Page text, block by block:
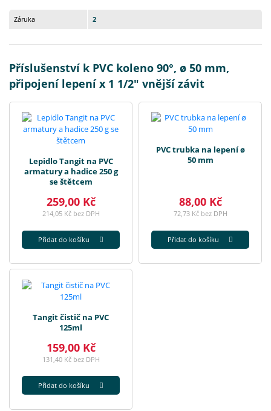
Záruka 2
Příslušenství k PVC koleno 90°, ø 50 mm,
připojení lepení x 1 1/2" vnější závit
Lepidlo Tangit na PVC
armatury a hadice 250 g
se štětcem
259,00 Kč
214,05 Kč bez DPH
Přidat do košíku
PVC trubka na lepení ø
50 mm
88,00 Kč
72,73 Kč bez DPH
Přidat do košíku
Tangit čistič na PVC
125ml
159,00 Kč
131,40 Kč bez DPH
Přidat do košíku